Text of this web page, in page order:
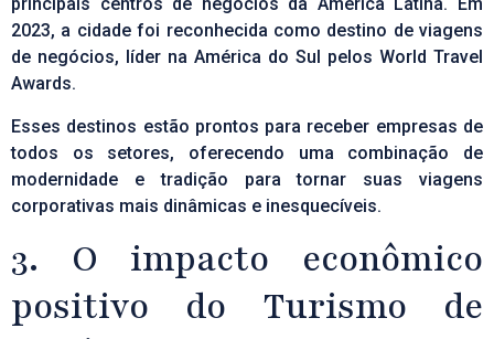
2023, a cidade foi reconhecida como destino de viagens
de negócios, líder na América do Sul pelos World Travel
Awards.
Esses destinos estão prontos para receber empresas de
todos os setores, oferecendo uma combinação de
modernidade e tradição para tornar suas viagens
corporativas mais dinâmicas e inesquecíveis.
3. O impacto econômico
positivo do Turismo de